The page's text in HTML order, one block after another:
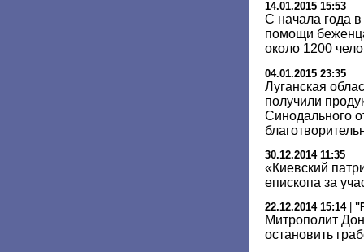
14.01.2015 15:53
С начала года
помощи
около 1200
04.01.2015 23:35
Луганская
получили
Синодального
30.12.2014 11:35
«Киевский
епископа за
22.12.2014 15:14|
Митрополит
остановить